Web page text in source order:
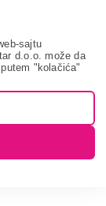
sajtu
d.o.o. može da
"kolačića"
tpsl-d28...